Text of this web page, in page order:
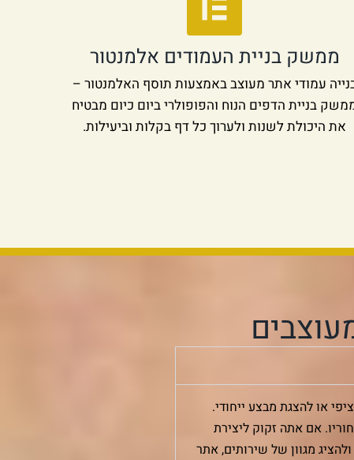
ממשק בניית העמודים אלמנטור
עמודי אתר מעוצב באמצעות תוסף האלמנטור –
בניית הדפים הנוח והפופולרי ביום כיום מבטיח
את היכולת לשנות ולערוך כל דף בקלות וביעילות.
או להצגת מבצע ייחודי.
אם אתה זקוק ליצירת
מגוון של שירותים, אתר